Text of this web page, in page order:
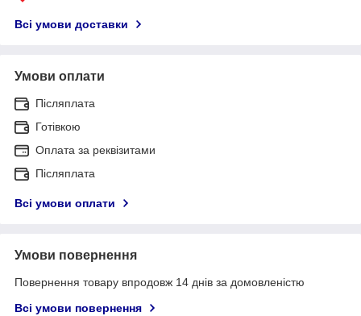
Всі умови доставки
Умови оплати
Післяплата
Готівкою
Оплата за реквізитами
Післяплата
Всі умови оплати
Умови повернення
Повернення товару впродовж 14 днів за домовленістю
Всі умови повернення